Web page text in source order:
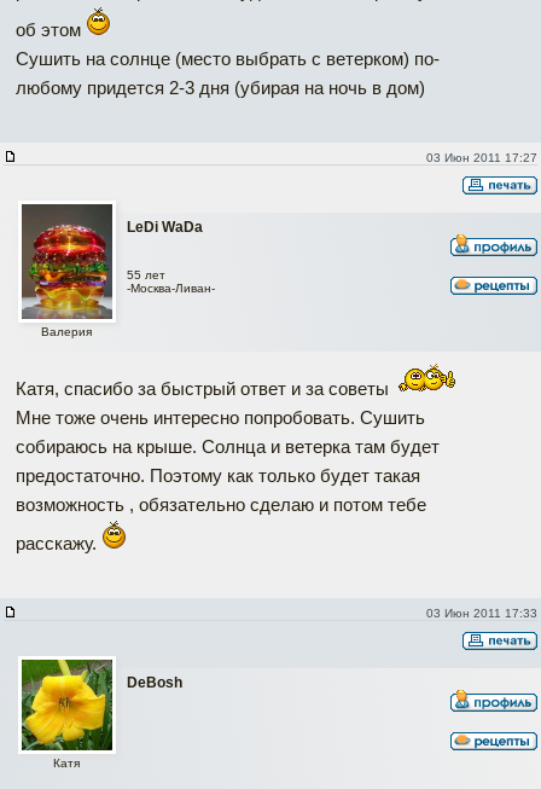
об этом
Сушить на солнце (место выбрать с ветерком) по-
любому придется 2-3 дня (убирая на ночь в дом)
03 Июн 2011 17:27
LeDi WaDa
Валерия
55 лет
-Москва-Ливан-
Катя, спасибо за быстрый ответ и за советы
Мне тоже очень интересно попробовать. Сушить
собираюсь на крыше. Солнца и ветерка там будет
предостаточно. Поэтому как только будет такая
возможность , обязательно сделаю и потом тебе
расскажу.
03 Июн 2011 17:33
DeBosh
Катя